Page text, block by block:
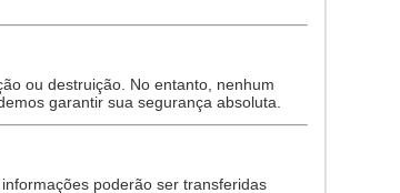
ou destruição. No entanto, nenhum
garantir sua segurança absoluta.
poderão ser transferidas